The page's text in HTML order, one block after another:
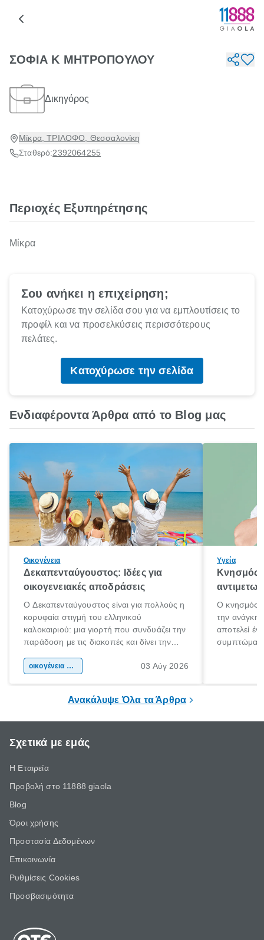
ΣΟΦΙΑ Κ ΜΗΤΡΟΠΟΥΛΟΥ
Δικηγόρος
Μίκρα, ΤΡΙΛΟΦΟ, Θεσσαλονίκη
Σταθερό:2392064255
Περιοχές Εξυπηρέτησης
Μίκρα
Σου ανήκει η επιχείρηση;
Κατοχύρωσε την σελίδα σου για να εμπλουτίσεις το
προφίλ και να προσελκύσεις περισσότερους
πελάτες.
Κατοχύρωσε την σελίδα
Ενδιαφέροντα Άρθρα από το Blog μας
Οικογένεια
Δεκαπενταύγουστος: Ιδέες για
οικογενειακές αποδράσεις
Ο Δεκαπενταύγουστος είναι για πολλούς η
κορυφαία στιγμή του ελληνικού
καλοκαιριού: μια γιορτή που συνδυάζει την
παράδοση με τις διακοπές και δίνει την
χώρας. Είτε πρόκειται για λίγες μέρες
οικογένεια & παιδί 03 Αύγ 2026
Υγεία
Κνησμός:
Ο κνησμός
την ανάγκη
αποτελεί
Ανακάλυψε Όλα τα Άρθρα
Σχετικά με εμάς
Η Εταιρεία
Προβολή στο 11888 giaola
Blog
Όροι χρήσης
Προστασία Δεδομένων
Επικοινωνία
Ρυθμίσεις Cookies
Προσβασιμότητα